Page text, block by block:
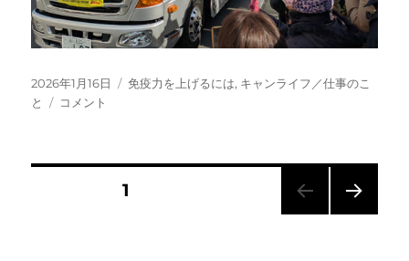
投
稿
2026年1月16日
カ
免疫力を上げるには, キャンライフ／仕事のこ
と
キ
コメント
固定ページ1